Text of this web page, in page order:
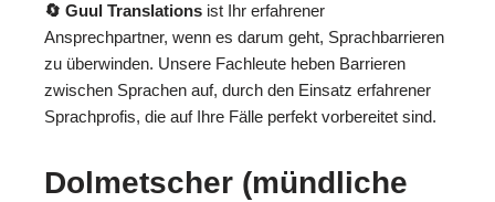
🔄 Guul Translations ist Ihr erfahrener
Ansprechpartner, wenn es darum geht, Sprachbarrieren
zu überwinden. Unsere Fachleute heben Barrieren
zwischen Sprachen auf, durch den Einsatz erfahrener
Sprachprofis, die auf Ihre Fälle perfekt vorbereitet sind.
Dolmetscher (mündliche